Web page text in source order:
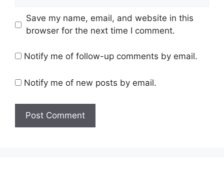
Save my name, email, and website in this
browser for the next time I comment.
Notify me of follow-up comments by email.
Notify me of new posts by email.